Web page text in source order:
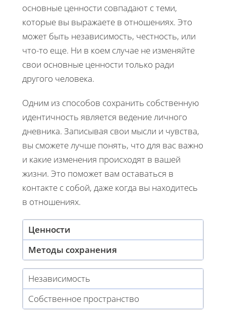
основные ценности совпадают с теми,
которые вы выражаете в отношениях. Это
может быть независимость, честность, или
что-то еще. Ни в коем случае не изменяйте
свои основные ценности только ради
другого человека.
Одним из способов сохранить собственную
идентичность является ведение личного
дневника. Записывая свои мысли и чувства,
вы сможете лучше понять, что для вас важно
и какие изменения происходят в вашей
жизни. Это поможет вам оставаться в
контакте с собой, даже когда вы находитесь
в отношениях.
Ценности
Методы сохранения
Независимость
Собственное пространство